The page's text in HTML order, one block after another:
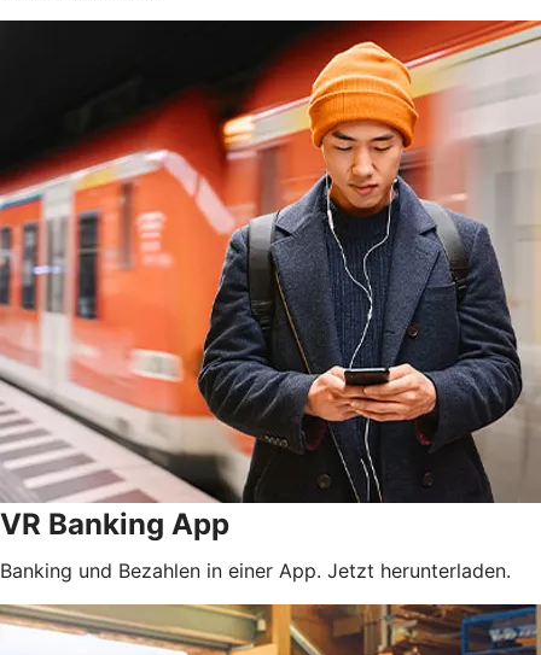
VR Banking App
Banking und Bezahlen in einer App. Jetzt herunterladen.